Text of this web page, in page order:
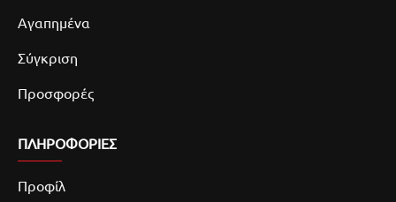
Αγαπημένα
Σύγκριση
Προσφορές
ΠΛΗΡΟΦΟΡΙΕΣ
Προφίλ